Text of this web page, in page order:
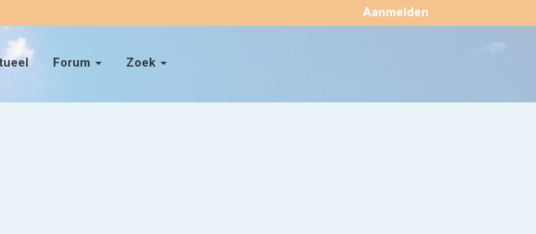
Forum Zoek
Aanmelden ×